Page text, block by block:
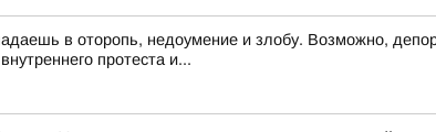
в оторопь, недоумение и злобу. Возможно,
протеста и...